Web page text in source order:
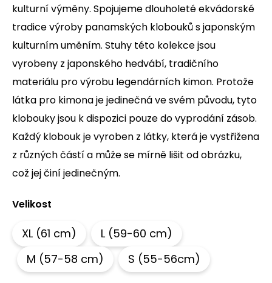
kulturní výměny. Spojujeme dlouholeté ekvádorské
tradice výroby panamských klobouků s japonským
kulturním uměním. Stuhy této kolekce jsou
vyrobeny z japonského hedvábí, tradičního
materiálu pro výrobu legendárních kimon. Protože
látka pro kimona je jedinečná ve svém původu, tyto
klobouky jsou k dispozici pouze do vyprodání zásob.
Každý klobouk je vyroben z látky, která je vystřižena
z různých částí a může se mírně lišit od obrázku,
což jej činí jedinečným.
Velikost
XL (61 cm)
L (59-60 cm)
M (57-58 cm)
S (55-56cm)
a
j
í
t
?
HLEDAT
D
p
u
u